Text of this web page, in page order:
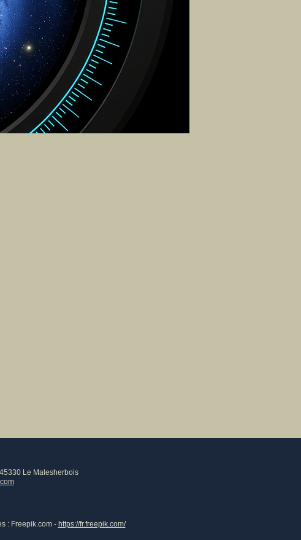
Le Malesherbois
s : Freepik.com - https://fr.freepik.com/